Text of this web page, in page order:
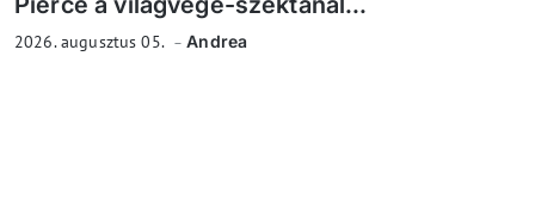
2026. augusztus 05. Andrea